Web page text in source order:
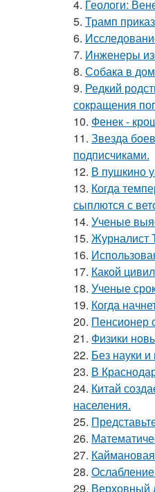
4. Геологи:
5. Трамп
6.
7. Инженеры
8. Собака в
9. Редкий
сокращения
10. Фенек -
11. Звезда
подписчиками.
12. В пушкино
13. Когда
сыплются с
14. Ученые
15. Журналист
16.
17. Какой
18. Ученые
19. Когда
20. Пенсионер
21. Физики
22. Без науки и
23. В
24. Китай
населения.
25.
26.
27.
28.
29. Верховный